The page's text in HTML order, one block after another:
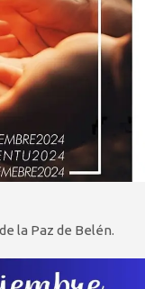
la Paz de Belén.